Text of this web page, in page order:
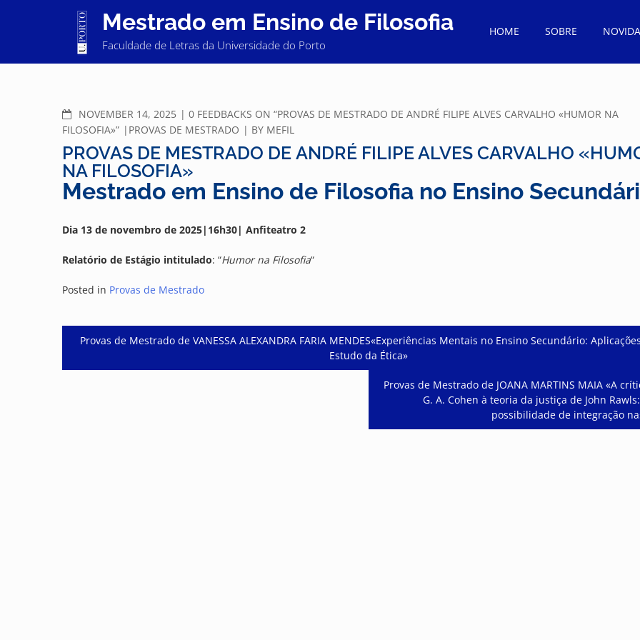
Mestrado em Ensino de Filosofia
Faculdade de Letras da Universidade do Porto
HOME SOBRE
NOVEMBER 14, 2025 COMMENTS
0 FEEDBACKS ON “PROVAS DE MESTRADO DE ANDRÉ FILIPE ALVES CARVALHO «HUMOR NA
FILOSOFIA»”
PROVAS DE MESTRADO BY MEFIL
PROVAS DE MESTRADO DE ANDRÉ FILIPE ALVES CARVALHO
NA FILOSOFIA»
Mestrado em Ensino de Filosofia no Ensino
Dia 13 de novembro de 2025|16h30| Anfiteatro 2
Relatório de Estágio intitulado: “Humor na Filosofia“
Posted in Provas de Mestrado
Post
Provas de Mestrado de VANESSA ALEXANDRA FARIA MENDES«Experiências Mentais no Ensino Secundário:
Estudo da Ética»
Provas de Mestrado de JOANA MARTINS MAIA «A
G. A. Cohen à teoria da justiça de John
possibilidade de integração